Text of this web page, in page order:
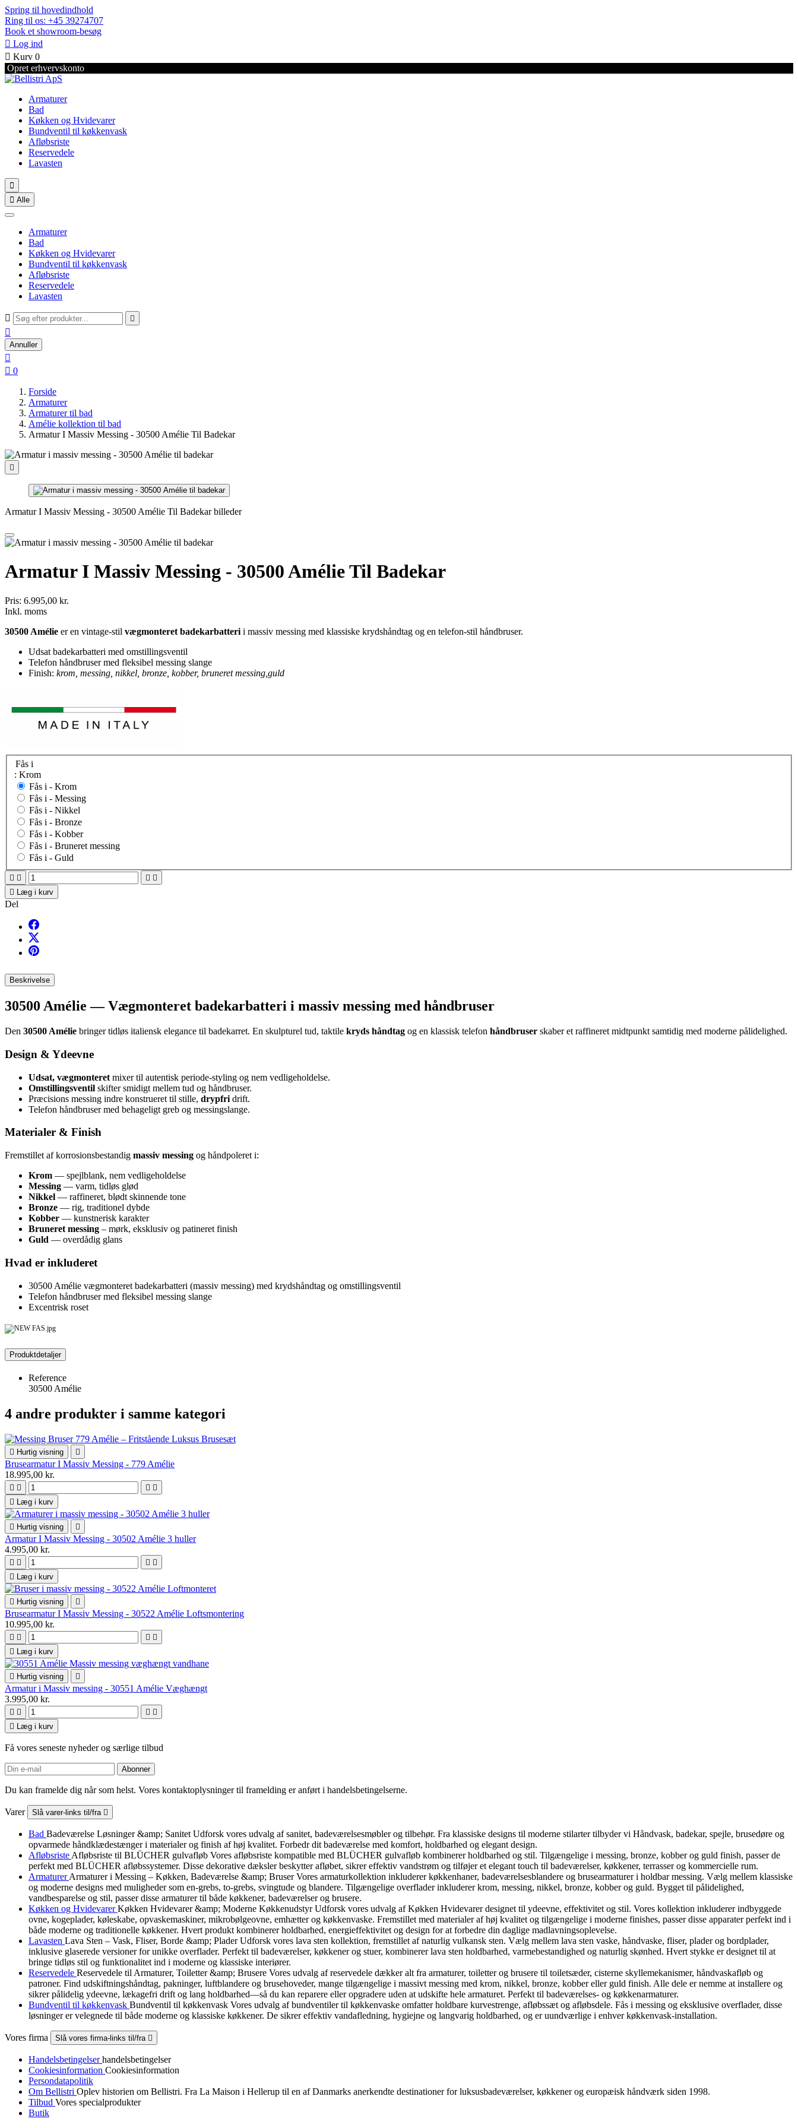
Spring til hovedindhold
Ring til os: +45 39274707
Book et showroom-besøg
 Log ind
 Kurv 0
Opret erhvervskonto
Armaturer
Bad
Køkken og Hvidevarer
Bundventil til køkkenvask
Afløbsriste
Reservedele
Lavasten

 Alle
Armaturer
Bad
Køkken og Hvidevarer
Bundventil til køkkenvask
Afløbsriste
Reservedele
Lavasten
 

Annuller

 0
Forside
Armaturer
Armaturer til bad
Amélie kollektion til bad
Armatur I Massiv Messing - 30500 Amélie Til Badekar

Armatur I Massiv Messing - 30500 Amélie Til Badekar billeder
Armatur I Massiv Messing - 30500 Amélie Til Badekar
Pris: 6.995,00 kr.
Inkl. moms
30500 Amélie er en vintage-stil vægmonteret badekarbatteri i massiv messing med klassiske krydshåndtag og en telefon-stil håndbruser.
Udsat badekarbatteri med omstillingsventil
Telefon håndbruser med fleksibel messing slange
Finish: krom, messing, nikkel, bronze, kobber, bruneret messing,guld
Fås i
: Krom
Fås i - Krom
Fås i - Messing
Fås i - Nikkel
Fås i - Bronze
Fås i - Kobber
Fås i - Bruneret messing
Fås i - Guld
   
 Læg i kurv
Del
Beskrivelse
30500 Amélie — Vægmonteret badekarbatteri i massiv messing med håndbruser
Den 30500 Amélie bringer tidløs italiensk elegance til badekarret. En skulpturel tud, taktile kryds håndtag og en klassisk telefon håndbruser skaber et raffineret midtpunkt samtidig med moderne pålidelighed.
Design & Ydeevne
Udsat, vægmonteret mixer til autentisk periode-styling og nem vedligeholdelse.
Omstillingsventil skifter smidigt mellem tud og håndbruser.
Præcisions messing indre konstrueret til stille, drypfri drift.
Telefon håndbruser med behageligt greb og messingslange.
Materialer & Finish
Fremstillet af korrosionsbestandig massiv messing og håndpoleret i:
Krom — spejlblank, nem vedligeholdelse
Messing — varm, tidløs glød
Nikkel — raffineret, blødt skinnende tone
Bronze — rig, traditionel dybde
Kobber — kunstnerisk karakter
Bruneret messing – mørk, eksklusiv og patineret finish
Guld — overdådig glans
Hvad er inkluderet
30500 Amélie vægmonteret badekarbatteri (massiv messing) med krydshåndtag og omstillingsventil
Telefon håndbruser med fleksibel messing slange
Excentrisk roset
Produktdetaljer
Reference
30500 Amélie
4 andre produkter i samme kategori
 Hurtig visning 
Brusearmatur I Massiv Messing - 779 Amélie
18.995,00 kr.
   
 Læg i kurv
 Hurtig visning 
Armatur I Massiv Messing - 30502 Amélie 3 huller
4.995,00 kr.
   
 Læg i kurv
 Hurtig visning 
Brusearmatur I Massiv Messing - 30522 Amélie Loftsmontering
10.995,00 kr.
   
 Læg i kurv
 Hurtig visning 
Armatur i Massiv messing - 30551 Amélie Væghængt
3.995,00 kr.
   
 Læg i kurv
Få vores seneste nyheder og særlige tilbud
Du kan framelde dig når som helst. Vores kontaktoplysninger til framelding er anført i handelsbetingelserne.
Varer Slå varer-links til/fra 
Bad Badeværelse Løsninger &amp; Sanitet Udforsk vores udvalg af sanitet, badeværelsesmøbler og tilbehør. Fra klassiske designs til moderne stilarter tilbyder vi Håndvask, badekar, spejle, brusedøre og
opvarmede håndklædestænger i materialer og finish af høj kvalitet. Forbedr dit badeværelse med komfort, holdbarhed og elegant design.
Afløbsriste Afløbsriste til BLÜCHER gulvafløb Vores afløbsriste kompatible med BLÜCHER gulvafløb kombinerer holdbarhed og stil. Tilgængelige i messing, bronze, kobber og guld finish, passer de
perfekt med BLÜCHER afløbssystemer. Disse dekorative dæksler beskytter afløbet, sikrer effektiv vandstrøm og tilføjer et elegant touch til badeværelser, køkkener, terrasser og kommercielle rum.
ArmaturerArmaturer i Messing – Køkken, Badeværelse &amp; Bruser Vores armaturkollektion inkluderer køkkenhaner, badeværelsesblandere og brusearmaturer i holdbar messing. Vælg mellem klassiske
og moderne designs med muligheder som en-grebs, to-grebs, svingtude og blandere. Tilgængelige overflader inkluderer krom, messing, nikkel, bronze, kobber og guld. Bygget til pålidelighed,
vandbesparelse og stil, passer disse armaturer til både køkkener, badeværelser og brusere.
Køkken og HvidevarerKøkken Hvidevarer &amp; Moderne Køkkenudstyr Udforsk vores udvalg af Køkken Hvidevarer designet til ydeevne, effektivitet og stil. Vores kollektion inkluderer indbyggede
ovne, kogeplader, køleskabe, opvaskemaskiner, mikrobølgeovne, emhætter og køkkenvaske. Fremstillet med materialer af høj kvalitet og tilgængelige i moderne finishes, passer disse apparater perfekt ind i
både moderne og traditionelle køkkener. Hvert produkt kombinerer holdbarhed, energieffektivitet og design for at forbedre din daglige madlavningsoplevelse.
Lavasten Lava Sten – Vask, Fliser, Borde &amp; Plader Udforsk vores lava sten kollektion, fremstillet af naturlig vulkansk sten. Vælg mellem lava sten vaske, håndvaske, fliser, plader og bordplader,
inklusive glaserede versioner for unikke overflader. Perfekt til badeværelser, køkkener og stuer, kombinerer lava sten holdbarhed, varmebestandighed og naturlig skønhed. Hvert stykke er designet til at
bringe tidløs stil og funktionalitet ind i moderne og klassiske interiører.
Reservedele Reservedele til Armaturer, Toiletter &amp; Brusere Vores udvalg af reservedele dækker alt fra armaturer, toiletter og brusere til toiletsæder, cisterne skyllemekanismer, håndvaskafløb og
patroner. Find udskiftningshåndtag, pakninger, luftblandere og brusehoveder, mange tilgængelige i massivt messing med krom, nikkel, bronze, kobber eller guld finish. Alle dele er nemme at installere og
sikrer pålidelig ydeevne, lækagefri drift og lang holdbarhed—så du kan reparere eller opgradere uden at udskifte hele armaturet. Perfekt til badeværelses- og køkkenarmaturer.
Bundventil til køkkenvask Bundventil til køkkenvask Vores udvalg af bundventiler til køkkenvaske omfatter holdbare kurvestrenge, afløbssæt og afløbsdele. Fås i messing og eksklusive overflader, disse
løsninger er velegnede til både moderne og klassiske køkkener. De sikrer effektiv vandafledning, hygiejne og langvarig holdbarhed, og er uundværlige i enhver køkkenvask-installation.
Vores firma Slå vores firma-links til/fra 
Handelsbetingelserhandelsbetingelser
Cookiesinformation Cookiesinformation
Persondatapolitik
Om Bellistri Oplev historien om Bellistri. Fra La Maison i Hellerup til en af Danmarks anerkendte destinationer for luksus­badeværelser, køkkener og europæisk håndværk siden 1998.
Tilbud Vores specialprodukter
Butik